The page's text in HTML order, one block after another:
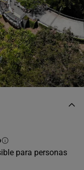
para personas